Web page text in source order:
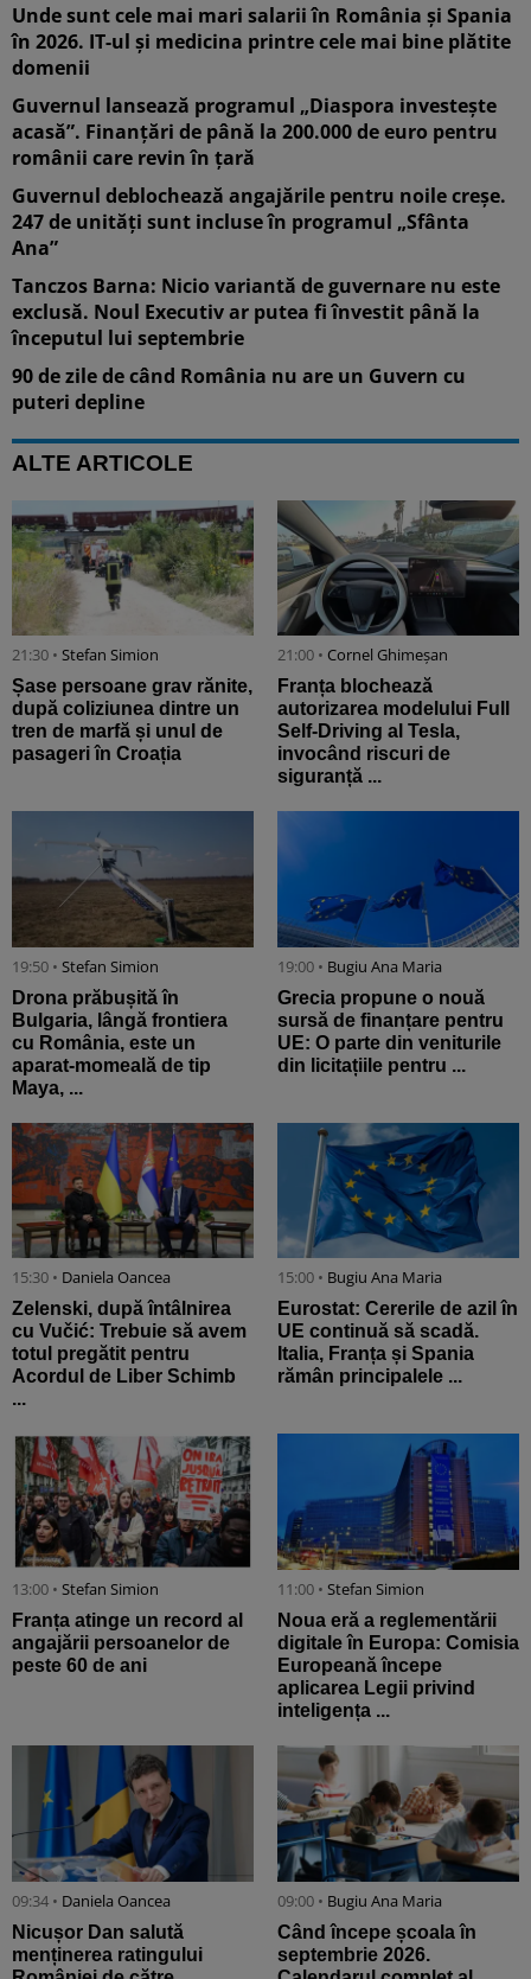
Unde sunt cele mai mari salarii în România și Spania
în 2026. IT-ul și medicina printre cele mai bine plătite
domenii
Guvernul lansează programul „Diaspora investește
acasă”. Finanțări de până la 200.000 de euro pentru
românii care revin în țară
Guvernul deblochează angajările pentru noile creșe.
247 de unități sunt incluse în programul „Sfânta
Ana”
Tanczos Barna: Nicio variantă de guvernare nu este
exclusă. Noul Executiv ar putea fi învestit până la
începutul lui septembrie
90 de zile de când România nu are un Guvern cu
puteri depline
ALTE ARTICOLE
21:30 • Stefan Simion
Șase persoane grav rănite,
după coliziunea dintre un
tren de marfă și unul de
pasageri în Croația
21:00 • Cornel Ghimeșan
Franța blochează
autorizarea modelului Full
Self-Driving al Tesla,
invocând riscuri de
siguranță ...
19:50 • Stefan Simion
Drona prăbușită în
Bulgaria, lângă frontiera
cu România, este un
aparat-momeală de tip
Maya, ...
19:00 • Bugiu ⁠Ana Maria
Grecia propune o nouă
sursă de finanțare pentru
UE: O parte din veniturile
din licitațiile pentru ...
15:30 • Daniela Oancea
Zelenski, după întâlnirea
cu Vučić: Trebuie să avem
totul pregătit pentru
Acordul de Liber Schimb
...
15:00 • Bugiu ⁠Ana Maria
Eurostat: Cererile de azil în
UE continuă să scadă.
Italia, Franța și Spania
rămân principalele ...
13:00 • Stefan Simion
Franța atinge un record al
angajării persoanelor de
peste 60 de ani
11:00 • Stefan Simion
Noua eră a reglementării
digitale în Europa: Comisia
Europeană începe
aplicarea Legii privind
inteligența ...
09:34 • Daniela Oancea
Nicușor Dan salută
menținerea ratingului
09:00 • Bugiu ⁠Ana Maria
Când începe școala în
septembrie 2026.